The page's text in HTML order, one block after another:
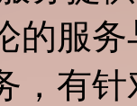
的服
，有